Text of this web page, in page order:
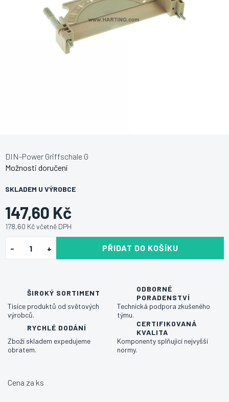
147,60 Kč
178,60 Kč včetně DPH
SKLADEM U VÝROBCE
Možnosti doručení
PŘIDAT DO KOŠÍKU
DIN-Power Griffschale G
ŠIROKÝ SORTIMENT
Tisíce produktů od světových
výrobců.
ODBORNÉ
PORADENSTVÍ
Technická podpora zkušeného
týmu.
RYCHLÉ DODÁNÍ
Zboží skladem expedujeme
obratem.
CERTIFIKOVANÁ
KVALITA
Komponenty splňující nejvyšší
normy.
Cena za ks